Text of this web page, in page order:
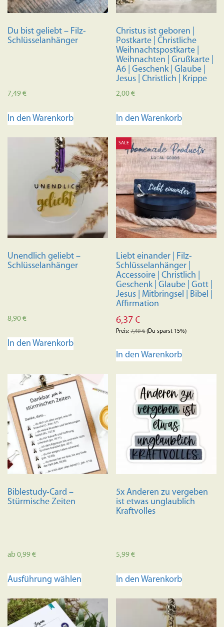
Du bist geliebt – Filz-
Schlüsselanhänger
7,49€
In den Warenkorb
Christus ist geboren |
Postkarte | Christliche
Weihnachtspostkarte |
Weihnachten | Grußkarte |
A6 | Geschenk | Glaube |
Jesus | Christlich | Krippe
2,00€
In den Warenkorb
Unendlich geliebt –
Schlüsselanhänger
8,90€
In den Warenkorb
SALE
Liebt einander | Filz-
Schlüsselanhänger |
Accessoire | Christlich |
Geschenk | Glaube | Gott |
Jesus | Mitbringsel | Bibel |
Affirmation
6,37€
Preis:7,49€(Du sparst 15%)
In den Warenkorb
Biblestudy-Card –
Stürmische Zeiten
ab 0,99€
Ausführung wählen
mehrere
Varianten
5x Anderen zu vergeben
ist etwas unglaublich
Kraftvolles
5,99€
In den Warenkorb